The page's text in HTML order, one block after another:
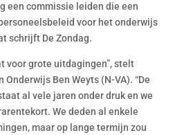
een commissie leiden die een
voor het onderwijs
schrijft De Zondag.
voor grote uitdagingen”, stelt
Ben Weyts (N­-VA). “De
al vele jaren onder druk en we
We deden al enkele
maar op lange termijn zou